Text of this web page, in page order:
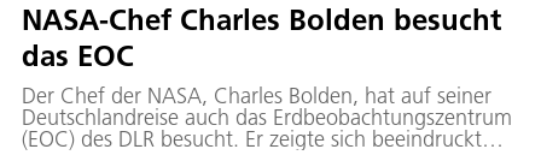
NASA-Chef Charles Bolden besucht
das EOC
Der Chef der NASA, Charles Bolden, hat auf seiner
Deutschlandreise auch das Erdbeobachtungszentrum
(EOC) des DLR besucht. Er zeigte sich beeindruckt